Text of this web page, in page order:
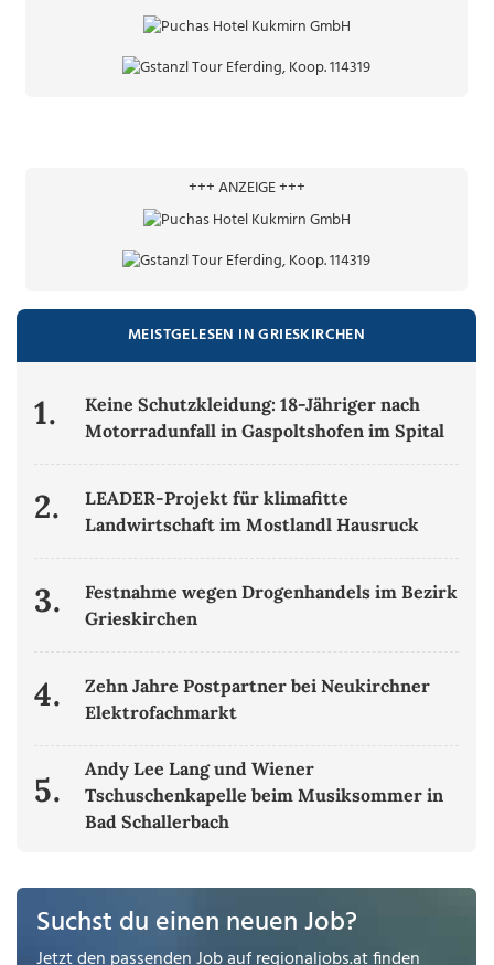
+++ ANZEIGE +++
MEISTGELESEN IN GRIESKIRCHEN
1.
Keine Schutzkleidung: 18-Jähriger nach
Motorradunfall in Gaspoltshofen im Spital
2.
LEADER-Projekt für klimafitte
Landwirtschaft im Mostlandl Hausruck
3.
Festnahme wegen Drogenhandels im Bezirk
Grieskirchen
4.
Zehn Jahre Postpartner bei Neukirchner
Elektrofachmarkt
5.
Andy Lee Lang und Wiener
Tschuschenkapelle beim Musiksommer in
Bad Schallerbach
Suchst du einen neuen Job?
Jetzt den passenden Job aufregionaljobs.atfinden